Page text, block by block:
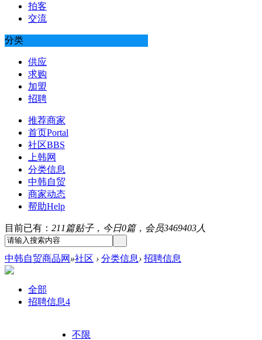
拍客
交流
分类
供应
求购
加盟
招聘
推荐商家
首页Portal
社区BBS
上韩网
分类信息
中韩自贸
商家动态
帮助Help
目前已有： 211篇贴子，今日0篇，会员3469403人
中韩自贸商品网 »社区 › 分类信息› 招聘信息
全部
招聘信息4
不限